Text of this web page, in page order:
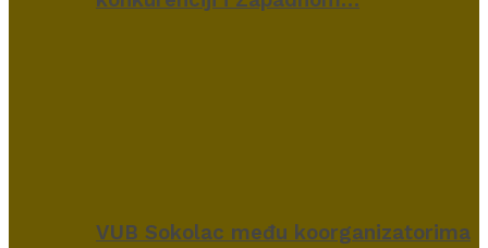
VUB Sokolac među koorganizatorima